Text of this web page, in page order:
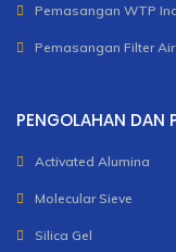
Pemasangan WTP
Pemasangan Filter
PENGOLAHAN DAN
Activated Alumina
Molecular Sieve
Silica Gel